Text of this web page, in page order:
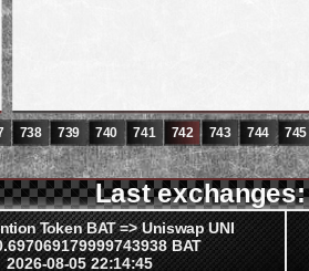
738 739 740 741 742 743 744 745
Last exchanges:
Token BAT => Uniswap UNI
BAT
2026-08-05 22:14:45